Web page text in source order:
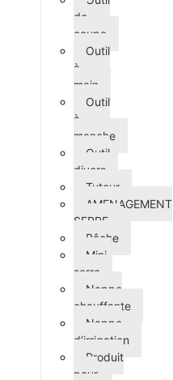
de
coupe
Outil
à
main
Outil
à
manche
Outil
divers
Tuteur
AMENAGEMENT
SERRE
Bâche
Mini-
serre
Nappe
chauffante
Nappe
d’irrigation
Produit
pour